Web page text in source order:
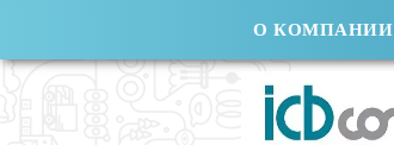
О КОМПАНИИ